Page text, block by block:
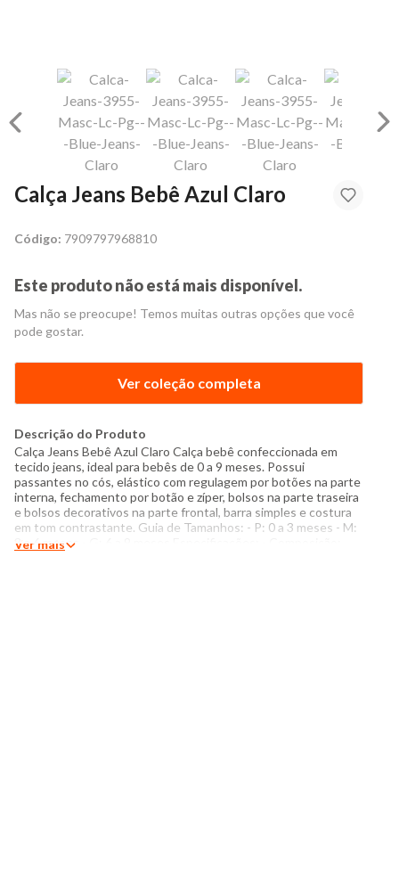
Calça Jeans Bebê Azul Claro
Código: 7909797968810
Este produto não está mais disponível.
Mas não se preocupe! Temos muitas outras opções que você
pode gostar.
Ver coleção completa
Descrição do Produto
Calça Jeans Bebê Azul Claro Calça bebê confeccionada em
tecido jeans, ideal para bebês de 0 a 9 meses. Possui
passantes no cós, elástico com regulagem por botões na parte
interna, fechamento por botão e zíper, bolsos na parte traseira
e bolsos decorativos na parte frontal, barra simples e costura
em tom contrastante. Guia de Tamanhos: - P: 0 a 3 meses - M:
3 a 6 meses - G: 6 a 9 meses Especificações: - Composição:
Ver mais